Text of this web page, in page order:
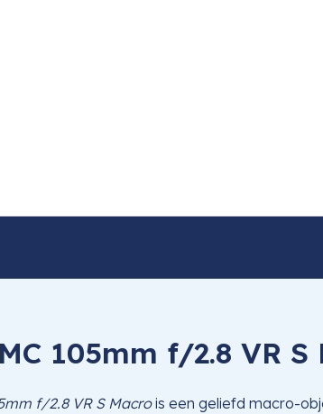
105mm f/2.8 VR
f/2.8 VR S Macrois een geliefd macro-